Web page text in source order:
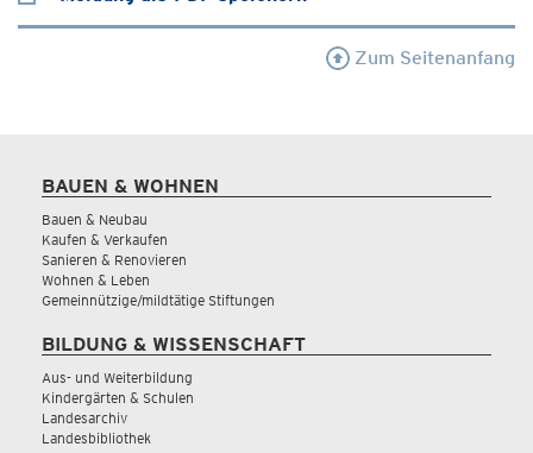
Zum Seitenanfang
BAUEN & WOHNEN
Bauen & Neubau
Kaufen & Verkaufen
Sanieren & Renovieren
Wohnen & Leben
Gemeinnützige/mildtätige Stiftungen
BILDUNG & WISSENSCHAFT
Aus- und Weiterbildung
Kindergärten & Schulen
Landesarchiv
Landesbibliothek